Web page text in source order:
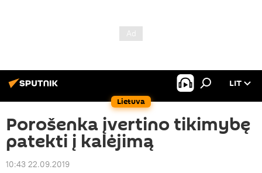
Lietuva
LIT
Porošenka įvertino tikimybę
patekti į kalėjimą
10:43 22.09.2019